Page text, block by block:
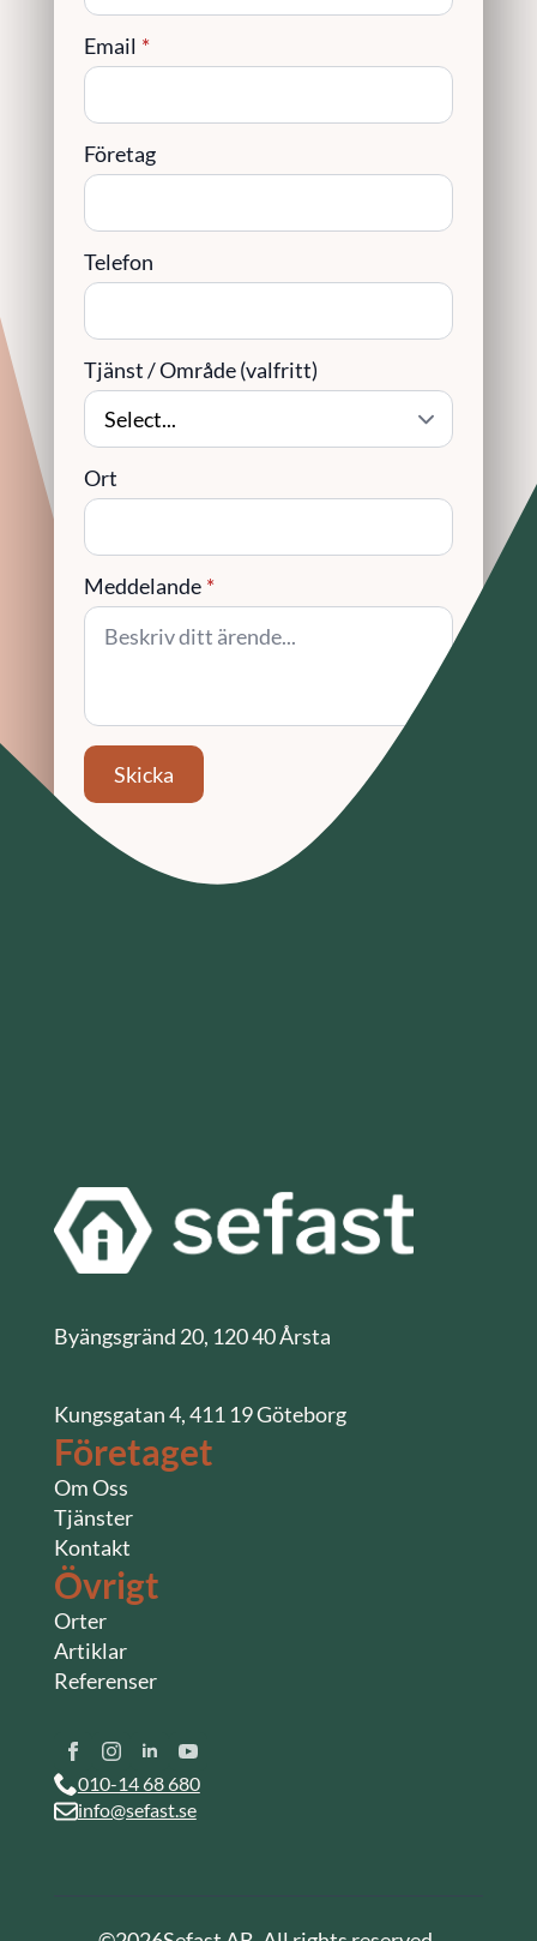
Email *
Företag
Telefon
Tjänst / Område (valfritt)
Ort
Meddelande *
Skicka
Byängsgränd 20, 120 40 Årsta
Kungsgatan 4, 411 19 Göteborg
Företaget
Om Oss
Tjänster
Kontakt
Övrigt
Orter
Artiklar
Referenser
010-14 68 680
info@sefast.se